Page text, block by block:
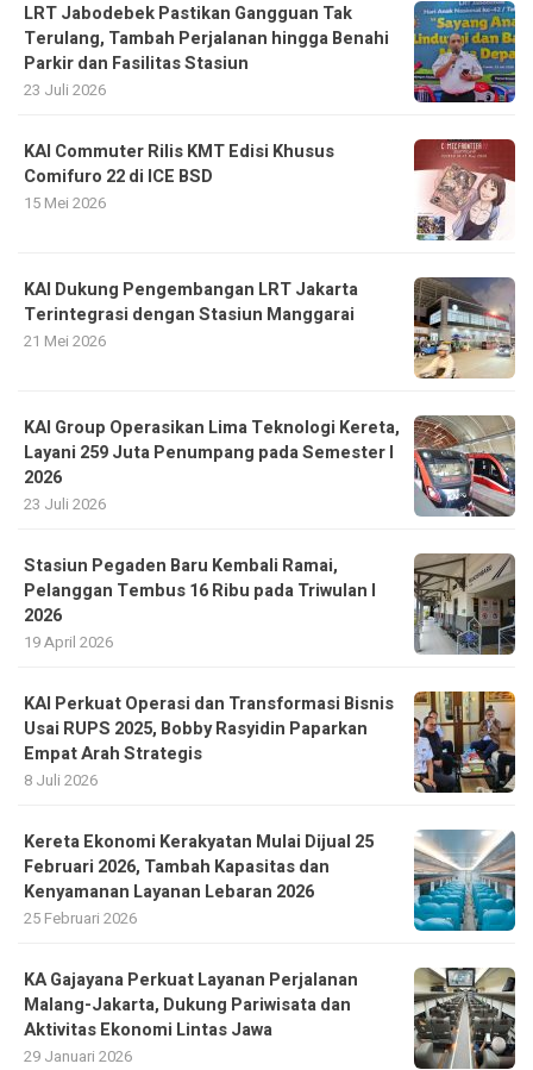
LRT Jabodebek Pastikan Gangguan Tak
Terulang, Tambah Perjalanan hingga Benahi
Parkir dan Fasilitas Stasiun
23 Juli 2026
KAI Commuter Rilis KMT Edisi Khusus
Comifuro 22 di ICE BSD
15 Mei 2026
KAI Dukung Pengembangan LRT Jakarta
Terintegrasi dengan Stasiun Manggarai
21 Mei 2026
KAI Group Operasikan Lima Teknologi Kereta,
Layani 259 Juta Penumpang pada Semester I
2026
23 Juli 2026
Stasiun Pegaden Baru Kembali Ramai,
Pelanggan Tembus 16 Ribu pada Triwulan I
2026
19 April 2026
KAI Perkuat Operasi dan Transformasi Bisnis
Usai RUPS 2025, Bobby Rasyidin Paparkan
Empat Arah Strategis
8 Juli 2026
Kereta Ekonomi Kerakyatan Mulai Dijual 25
Februari 2026, Tambah Kapasitas dan
Kenyamanan Layanan Lebaran 2026
25 Februari 2026
KA Gajayana Perkuat Layanan Perjalanan
Malang-Jakarta, Dukung Pariwisata dan
Aktivitas Ekonomi Lintas Jawa
29 Januari 2026